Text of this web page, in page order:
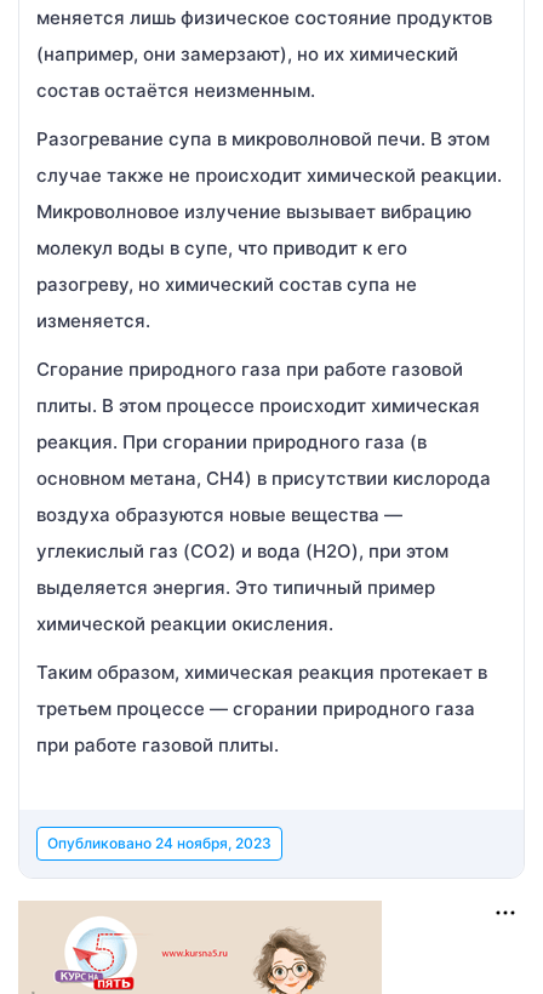
меняется лишь физическое состояние продуктов
(например, они замерзают), но их химический
состав остаётся неизменным.
Разогревание супа в микроволновой печи. В этом
случае также не происходит химической реакции.
Микроволновое излучение вызывает вибрацию
молекул воды в супе, что приводит к его
разогреву, но химический состав супа не
изменяется.
Сгорание природного газа при работе газовой
плиты. В этом процессе происходит химическая
реакция. При сгорании природного газа (в
основном метана, CH4) в присутствии кислорода
воздуха образуются новые вещества —
углекислый газ (CO2) и вода (H2O), при этом
выделяется энергия. Это типичный пример
химической реакции окисления.
Таким образом, химическая реакция протекает в
третьем процессе — сгорании природного газа
при работе газовой плиты.
Опубликовано 24 ноября, 2023